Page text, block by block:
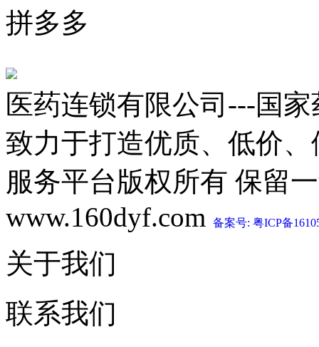
拼多多
医药连锁有限公司---国
致力于打造优质、低价
服务平台版权所有 保留
www.160dyf.com
备案号: 粤ICP备
关于我们
联系我们